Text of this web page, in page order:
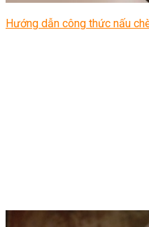
Hướng dẫn công thức nấu